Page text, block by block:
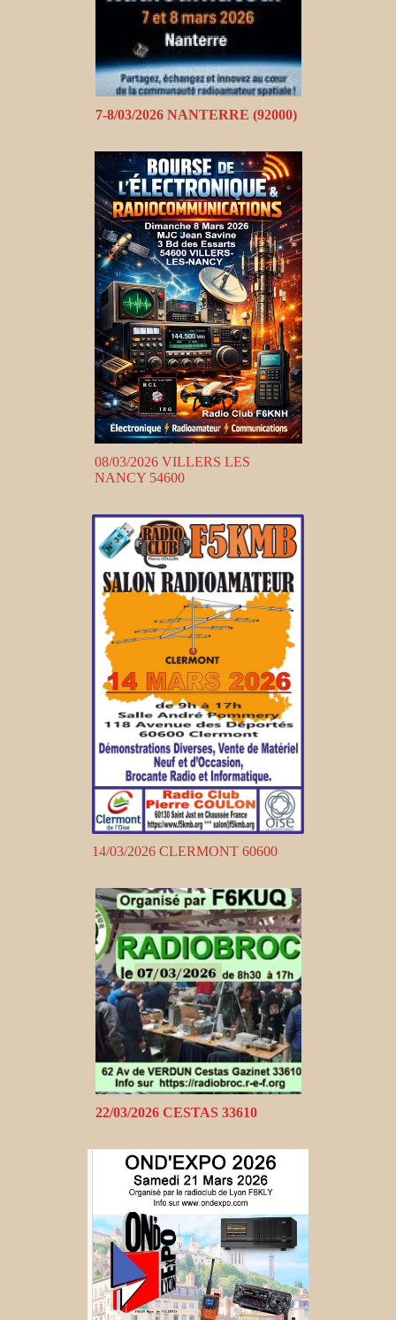
7-8/03/2026 NANTERRE (92000)
08/03/2026 VILLERS LES
NANCY 54600
14/03/2026 CLERMONT 60600
22/03/2026 CESTAS 33610